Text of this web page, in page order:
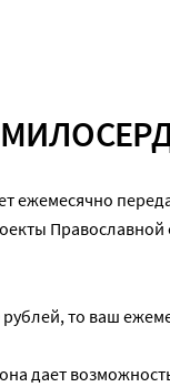
ежемесячно
то ваш
дает